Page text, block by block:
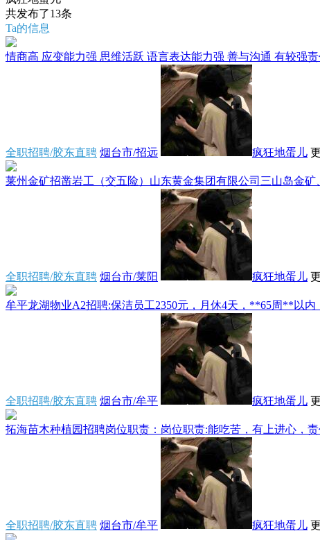
共发布了13条
Ta的信息
情商高 应变能力强 思维活跃 语言表达能力强 善与沟通 有较强
全职招聘/胶东直聘 烟台市/招远 疯狂地蛋儿
莱州金矿招凿岩工（交五险）山东黄金集团有限公司三山岛金矿
全职招聘/胶东直聘 烟台市/莱阳 疯狂地蛋儿
牟平龙湖物业A2招聘:保洁员工2350元，月休4天，**65周**以内
全职招聘/胶东直聘 烟台市/牟平 疯狂地蛋儿
拓海苗木种植园招聘岗位职责：岗位职责:能吃苦，有上进心，
全职招聘/胶东直聘 烟台市/牟平 疯狂地蛋儿